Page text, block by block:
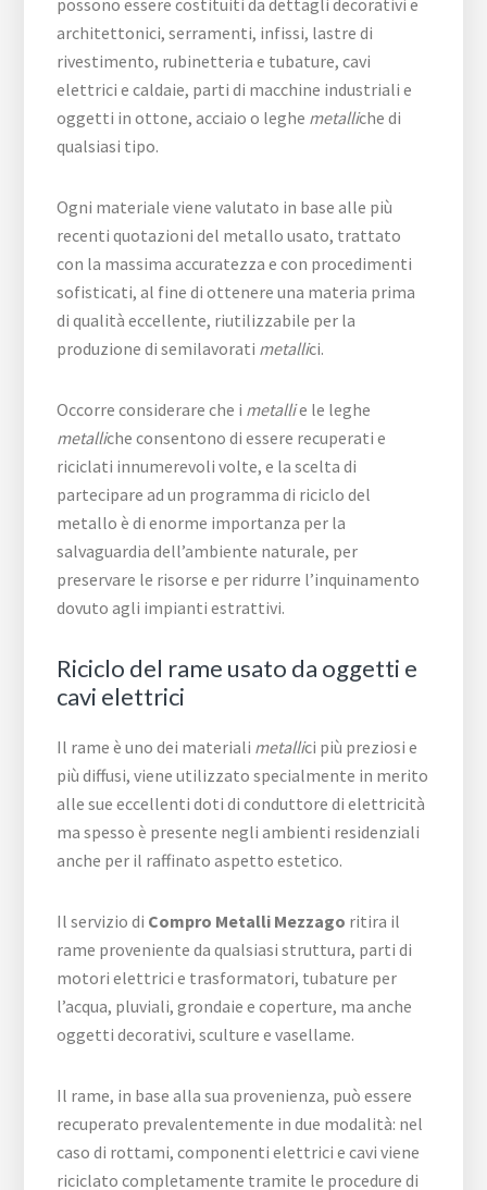
possono essere costituiti da dettagli decorativi e
architettonici, serramenti, infissi, lastre di
rivestimento, rubinetteria e tubature, cavi
elettrici e caldaie, parti di macchine industriali e
oggetti in ottone, acciaio o leghe metalliche di
qualsiasi tipo.
Ogni materiale viene valutato in base alle più
recenti quotazioni del metallo usato, trattato
con la massima accuratezza e con procedimenti
sofisticati, al fine di ottenere una materia prima
di qualità eccellente, riutilizzabile per la
produzione di semilavorati metallici.
Occorre considerare che i metallie le leghe
metalliche consentono di essere recuperati e
riciclati innumerevoli volte, e la scelta di
partecipare ad un programma di riciclo del
metallo è di enorme importanza per la
salvaguardia dell’ambiente naturale, per
preservare le risorse e per ridurre l’inquinamento
dovuto agli impianti estrattivi.
Riciclo del rame usato da oggetti e
cavi elettrici
Il rame è uno dei materiali metallici più preziosi e
più diffusi, viene utilizzato specialmente in merito
alle sue eccellenti doti di conduttore di elettricità
ma spesso è presente negli ambienti residenziali
anche per il raffinato aspetto estetico.
Il servizio di Compro Metalli Mezzago ritira il
rame proveniente da qualsiasi struttura, parti di
motori elettrici e trasformatori, tubature per
l’acqua, pluviali, grondaie e coperture, ma anche
oggetti decorativi, sculture e vasellame.
Il rame, in base alla sua provenienza, può essere
recuperato prevalentemente in due modalità: nel
caso di rottami, componenti elettrici e cavi viene
riciclato completamente tramite le procedure di